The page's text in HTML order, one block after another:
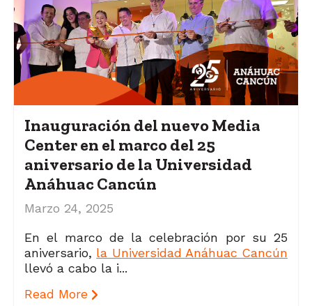
Inauguración del nuevo Media
Center en el marco del 25
aniversario de la Universidad
Anáhuac Cancún
Marzo 24, 2025
En el marco de la celebración por su 25
aniversario, la Universidad Anáhuac Cancún
llevó a cabo la i...
Read More